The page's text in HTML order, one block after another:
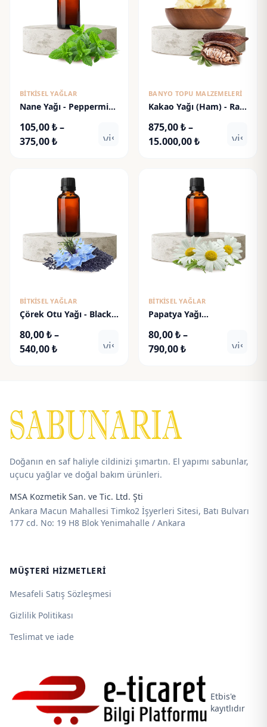
BITKISEL YAĞLAR
Nane Yağı - Peppermint
105,00₺–
375,00₺Fiyat
375,00 ₺
visibility
BANYO TOPU MALZEMELERI
Kakao Yağı (Ham) - Raw
875,00₺–
15.000,00₺Fiyat
-
15.000,00 ₺
BITKISEL YAĞLAR
Çörek Otu Yağı - Black
80,00₺–
540,00₺Fiyat
visibility
BITKISEL YAĞLAR
Papatya Yağı
80,00₺–
790,00₺Fiyat
Doğanın en saf haliyle cildinizi şımartın. El yapımı sabunlar,
uçucu yağlar ve doğal bakım ürünleri.
MSA Kozmetik San. ve Tic. Ltd. Şti
Ankara Macun Mahallesi Timko2 İşyerleri Sitesi, Batı Bulvarı
177 cd. No: 19 H8 Blok Yenimahalle / Ankara
MÜŞTERI HIZMETLERI
Mesafeli Satış Sözleşmesi
Gizlilik Politikası
Teslimat ve iade
Etbis'e
kayıtlıdır